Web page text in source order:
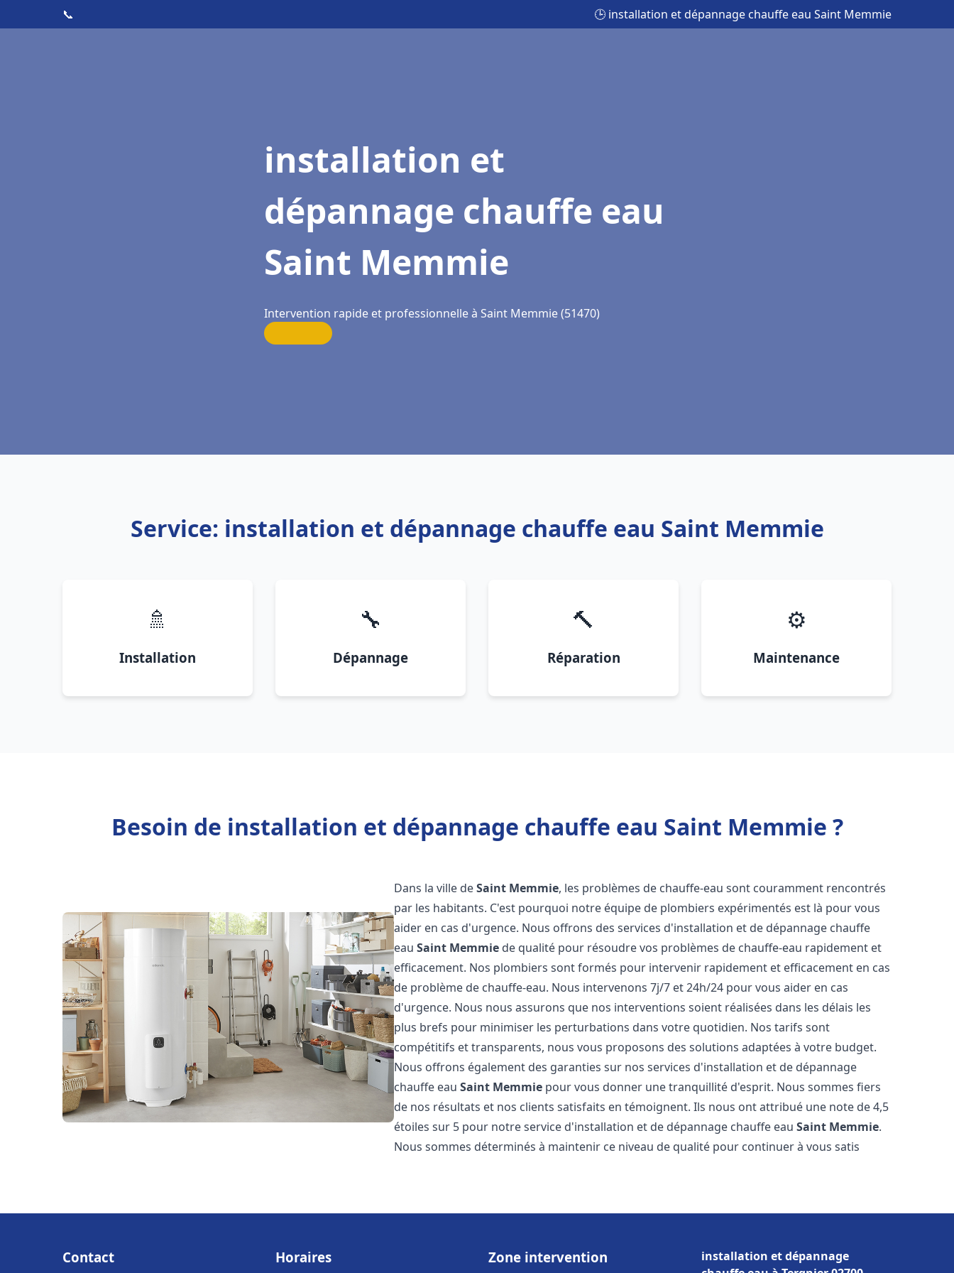
📞 🕒 installation et dépannage chauffe eau Saint Memmie
installation et
dépannage chauffe eau
Saint Memmie
Intervention rapide et professionnelle à Saint Memmie (51470)
Service: installation et dépannage chauffe eau Saint Memmie
🚿
Installation
🔧
Dépannage
🔨
Réparation
⚙️
Maintenance
Besoin de installation et dépannage chauffe eau Saint Memmie ?
Dans la ville deSaint Memmie, les problèmes de chauffe-eau sont couramment rencontrés
par les habitants. C'est pourquoi notre équipe de plombiers expérimentés est là pour vous
aider en cas d'urgence. Nous offrons des services d'installation et de dépannage chauffe
eauSaint Memmie de qualité pour résoudre vos problèmes de chauffe-eau rapidement et
efficacement. Nos plombiers sont formés pour intervenir rapidement et efficacement en cas
de problème de chauffe-eau. Nous intervenons 7j/7 et 24h/24 pour vous aider en cas
d'urgence. Nous nous assurons que nos interventions soient réalisées dans les délais les
plus brefs pour minimiser les perturbations dans votre quotidien. Nos tarifs sont
compétitifs et transparents, nous vous proposons des solutions adaptées à votre budget.
Nous offrons également des garanties sur nos services d'installation et de dépannage
chauffe eauSaint Memmie pour vous donner une tranquillité d'esprit. Nous sommes fiers
de nos résultats et nos clients satisfaits en témoignent. Ils nous ont attribué une note de 4,5
étoiles sur 5 pour notre service d'installation et de dépannage chauffe eauSaint Memmie.
Nous sommes déterminés à maintenir ce niveau de qualité pour continuer à vous satis
Contact Horaires Zone intervention
installation et dépannage